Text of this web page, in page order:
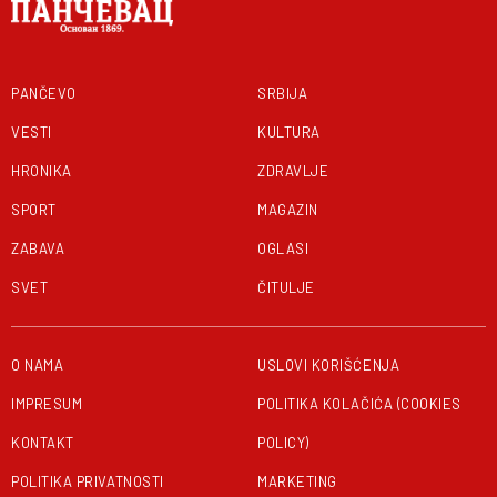
PANČEVO
VESTI
HRONIKA
SPORT
ZABAVA
SVET
SRBIJA
KULTURA
ZDRAVLJE
MAGAZIN
OGLASI
ČITULJE
O NAMA
IMPRESUM
KONTAKT
POLITIKA PRIVATNOSTI
USLOVI KORIŠĆENJA
POLITIKA KOLAČIĆA (COOKIES
POLICY)
MARKETING